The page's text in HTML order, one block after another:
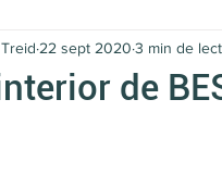
de
22 sept 2020 3 min de